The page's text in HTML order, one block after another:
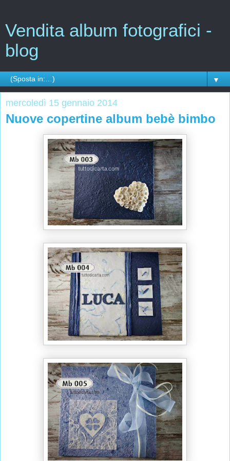
Vendita album fotografici -
blog
▼
mercoledì 15 gennaio 2014
Nuove copertine album bebè bimbo